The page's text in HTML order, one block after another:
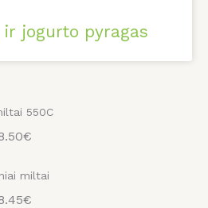
jogurto pyragas
550C
miltai